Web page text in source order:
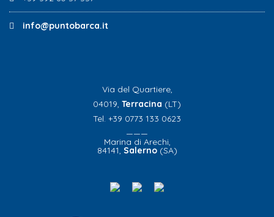
info@puntobarca.it
Via del Quartiere,
04019, Terracina (LT)
Tel. +39 0773 133 0623
———
Marina di Arechi,
84141, Salerno(SA)